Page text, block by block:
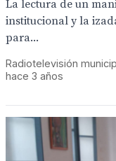
La lectura de un
institucional y la
para...
Radiotelevisión
hace 3 años